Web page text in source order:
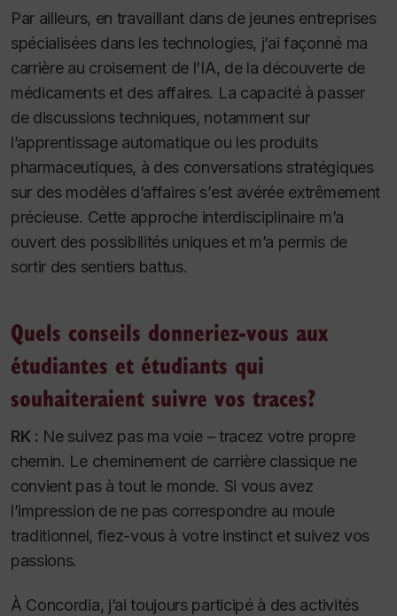
Par ailleurs, en travaillant dans de jeunes entreprises
spécialisées dans les technologies, j’ai façonné ma
carrière au croisement de l’IA, de la découverte de
médicaments et des affaires. La capacité à passer
de discussions techniques, notamment sur
l’apprentissage automatique ou les produits
pharmaceutiques, à des conversations stratégiques
sur des modèles d’affaires s’est avérée extrêmement
précieuse. Cette approche interdisciplinaire m’a
ouvert des possibilités uniques et m’a permis de
sortir des sentiers battus.
Quels conseils donneriez-vous aux
étudiantes et étudiants qui
souhaiteraient suivre vos traces?
RK : Ne suivez pas ma voie – tracez votre propre
chemin. Le cheminement de carrière classique ne
convient pas à tout le monde. Si vous avez
l’impression de ne pas correspondre au moule
traditionnel, fiez-vous à votre instinct et suivez vos
passions.
À Concordia, j’ai toujours participé à des activités